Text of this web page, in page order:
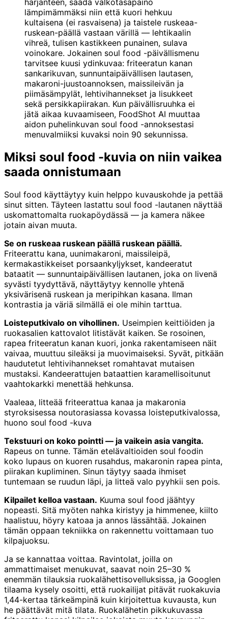
harjanteen, säädä valkotasapaino
lämpimämmäksi niin että kuori hehkuu
kultaisena (ei rasvaisena) ja taistele ruskeaa-
ruskean-päällä vastaan värillä — lehtikaalin
vihreä, tulisen kastikkeen punainen, sulava
voinokare. Jokainen soul food -päivällismenu
tarvitsee kuusi ydinkuvaa: friteeratun kanan
sankarikuvan, sunnuntaipäivällisen lautasen,
makaroni-juustoannoksen, maissileivän ja
piimäsämpylät, lehtivihannekset ja lisukkeet
sekä persikkapiirakan. Kun päivällisruuhka ei
jätä aikaa kuvaamiseen, FoodShot AI muuttaa
aidon puhelinkuvan soul food -annoksestasi
menuvalmiiksi kuvaksi noin 90 sekunnissa.
Miksi soul food -kuvia on niin vaikea
saada onnistumaan
Soul food käyttäytyy kuin helppo kuvauskohde ja pettää
sinut sitten. Täyteen lastattu soul food -lautanen näyttää
uskomattomalta ruokapöydässä — ja kamera näkee
jotain aivan muuta.
Se on ruskeaa ruskean päällä ruskean päällä.
Friteerattu kana, uunimakaroni, maissileipä,
kermakastikkeiset porsaankyljykset, kandeeratut
bataatit — sunnuntaipäivällisen lautanen, joka on livenä
syvästi tyydyttävä, näyttäytyy kennolle yhtenä
yksivärisenä ruskean ja meripihkan kasana. Ilman
kontrastia ja väriä silmällä ei ole mihin tarttua.
Loisteputkivalo on vihollinen. Useimpien keittiöiden ja
ruokasalien kattovalot litistävät kaiken. Se rosoinen,
rapea friteeratun kanan kuori, jonka rakentamiseen näit
vaivaa, muuttuu sileäksi ja muovimaiseksi. Syvät, pitkään
haudutetut lehtivihannekset romahtavat mutaisen
mustaksi. Kandeerattujen bataattien karamellisoitunut
vaahtokarkki menettää hehkunsa.
Vaaleaa, litteää friteerattua kanaa ja makaronia
styroksisessa noutorasiassa kovassa loisteputkivalossa,
huono soul food -kuva
Tekstuuri on koko pointti — ja vaikein asia vangita.
Rapeus on tunne. Tämän etelävaltioiden soul foodin
koko lupaus on kuoren rusahdus, makaronin rapea pinta,
piirakan kupliminen. Sinun täytyy saada ihmiset
tuntemaan se ruudun läpi, ja litteä valo pyyhkii sen pois.
Kilpailet kelloa vastaan. Kuuma soul food jäähtyy
nopeasti. Sitä myöten nahka kiristyy ja himmenee, kiilto
haalistuu, höyry katoaa ja annos lässähtää. Jokainen
tämän oppaan tekniikka on rakennettu voittamaan tuo
kilpajuoksu.
Ja se kannattaa voittaa. Ravintolat, joilla on
ammattimaiset menukuvat, saavat noin 25–30 %
enemmän tilauksia ruokalähettisovelluksissa, ja Googlen
tilaama kysely osoitti, että ruokailijat pitävät ruokakuvia
1,44-kertaa tärkeämpinä kuin kirjoitettua kuvausta, kun
he päättävät mitä tilata. Ruokalähetin pikkukuvassa